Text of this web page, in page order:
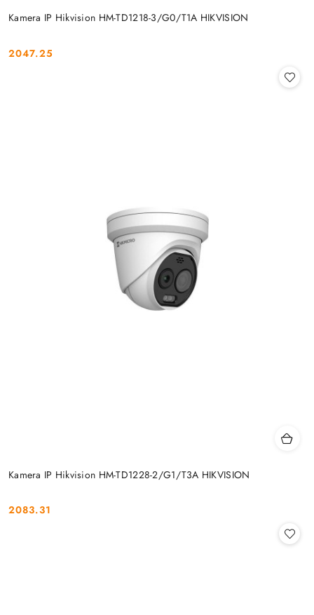
Kamera IP Hikvision HM-TD1218-3/G0/T1A HIKVISION
Cena:
2047.25
Kamera IP Hikvision HM-TD1228-2/G1/T3A HIKVISION
Cena:
2083.31